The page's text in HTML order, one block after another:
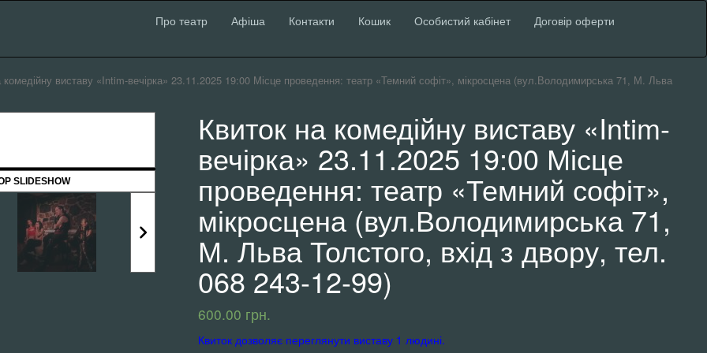
Про театр Афіша Контакти Кошик Особистий кабінет Договір оферти
комедійну виставу «Intim-вечірка» 23.11.2025 19:00 Місце проведення: театр «Темний софіт», мікросцена (вул.Володимирська 71, М. Льва
SLIDESHOW
Квиток на комедійну виставу «Intim-
вечірка» 23.11.2025 19:00 Місце
проведення: театр «Темний софіт»,
мікросцена (вул.Володимирська 71,
М. Льва Толстого, вхід з двору, тел.
068 243-12-99)
600.00 грн.
Квиток дозволяє переглянути виставу 1 людині.